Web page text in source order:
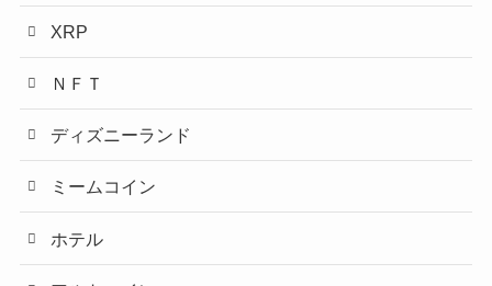
XRP
ＮＦＴ
ディズニーランド
ミームコイン
ホテル